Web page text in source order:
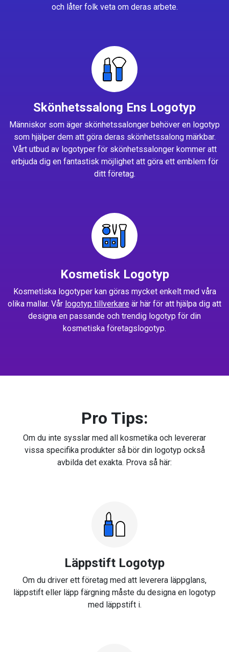
och låter folk veta om deras arbete.
Skönhetssalong Ens Logotyp
Människor som äger skönhetssalonger behöver en logotyp
som hjälper dem att göra deras skönhetssalong märkbar.
Vårt utbud av logotyper för skönhetssalonger kommer att
erbjuda dig en fantastisk möjlighet att göra ett emblem för
ditt företag.
Kosmetisk Logotyp
Kosmetiska logotyper kan göras mycket enkelt med våra
olika mallar. Vår logotyp tillverkare är här för att hjälpa dig att
designa en passande och trendig logotyp för din
kosmetiska företagslogotyp.
Pro Tips:
Om du inte sysslar med all kosmetika och levererar
vissa specifika produkter så bör din logotyp också
avbilda det exakta. Prova så här:
Läppstift Logotyp
Om du driver ett företag med att leverera läppglans,
läppstift eller läpp färgning måste du designa en logotyp
med läppstift i.